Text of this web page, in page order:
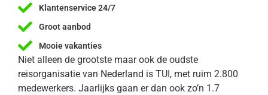
Klantenservice 24/7
Groot aanbod
Mooie vakanties
Niet alleen de grootste maar ook de oudste
reisorganisatie van Nederland is TUI, met ruim 2.800
medewerkers. Jaarlijks gaan er dan ook zo’n 1.7